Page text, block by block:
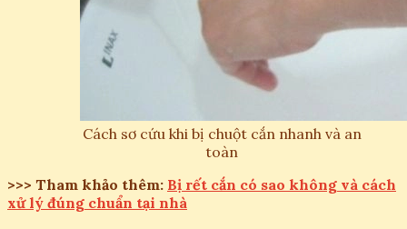
Cách sơ cứu khi bị chuột cắn nhanh và an
toàn
>>> Tham khảo thêm: Bị rết cắn có sao không và cách
xử lý đúng chuẩn tại nhà